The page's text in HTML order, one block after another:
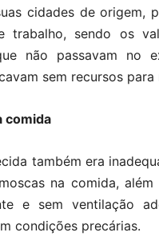
cidades de origem,
trabalho, sendo os
não passavam no
sem recursos para
comida
também era
na comida,
e sem ventilação
condições precárias.